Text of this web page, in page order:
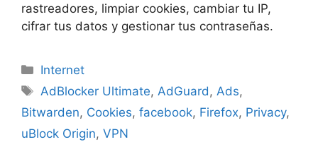
rastreadores, limpiar cookies, cambiar tu IP,
cifrar tus datos y gestionar tus contraseñas.
Categorías
Internet
Etiquetas
AdBlocker Ultimate, AdGuard , Ads,
Bitwarden, Cookies, facebook, Firefox, Privacy,
uBlock Origin, VPN